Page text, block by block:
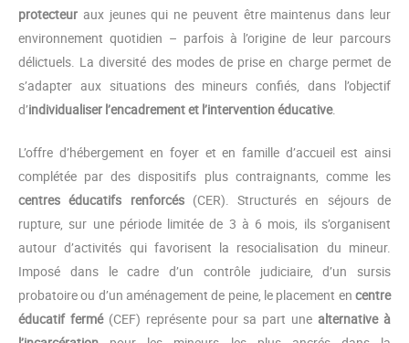
protecteur aux jeunes qui ne peuvent être maintenus dans leur
environnement quotidien – parfois à l’origine de leur parcours
délictuels. La diversité des modes de prise en charge permet de
s’adapter aux situations des mineurs confiés, dans l’objectif
d’individualiser l’encadrement et l’intervention éducative.
L’offre d’hébergement en foyer et en famille d’accueil est ainsi
complétée par des dispositifs plus contraignants, comme les
centres éducatifs renforcés(CER). Structurés en séjours de
rupture, sur une période limitée de 3 à 6 mois, ils s’organisent
autour d’activités qui favorisent la resocialisation du mineur.
Imposé dans le cadre d’un contrôle judiciaire, d’un sursis
probatoire ou d’un aménagement de peine, le placement en centre
éducatif fermé(CEF) représente pour sa part unealternative à